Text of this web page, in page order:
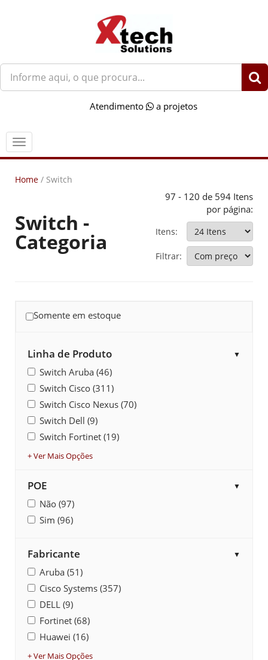
O
que
você
Atendimento a projetos
Menu
Home / Switch
Switch -
Categoria
97 - 120 de 594 Itens
por página:
Itens:
Filtrar:
Somente em estoque
Linha de Produto ▼
Switch Aruba (46)
Switch Cisco (311)
Switch Cisco Nexus (70)
Switch Dell (9)
Switch Fortinet (19)
+ Ver Mais Opções
POE ▼
Não (97)
Sim (96)
Fabricante ▼
Aruba (51)
Cisco Systems (357)
DELL (9)
Fortinet (68)
Huawei (16)
+ Ver Mais Opções